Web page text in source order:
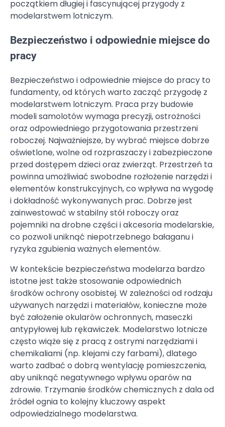
początkiem długiej i fascynującej przygody z
modelarstwem lotniczym.
Bezpieczeństwo i odpowiednie miejsce do
pracy
Bezpieczeństwo i odpowiednie miejsce do pracy to
fundamenty, od których warto zacząć przygodę z
modelarstwem lotniczym. Praca przy budowie
modeli samolotów wymaga precyzji, ostrożności
oraz odpowiedniego przygotowania przestrzeni
roboczej. Najważniejsze, by wybrać miejsce dobrze
oświetlone, wolne od rozpraszaczy i zabezpieczone
przed dostępem dzieci oraz zwierząt. Przestrzeń ta
powinna umożliwiać swobodne rozłożenie narzędzi i
elementów konstrukcyjnych, co wpływa na wygodę
i dokładność wykonywanych prac. Dobrze jest
zainwestować w stabilny stół roboczy oraz
pojemniki na drobne części i akcesoria modelarskie,
co pozwoli uniknąć niepotrzebnego bałaganu i
ryzyka zgubienia ważnych elementów.
W kontekście bezpieczeństwa modelarza bardzo
istotne jest także stosowanie odpowiednich
środków ochrony osobistej. W zależności od rodzaju
używanych narzędzi i materiałów, konieczne może
być założenie okularów ochronnych, maseczki
antypyłowej lub rękawiczek. Modelarstwo lotnicze
często wiąże się z pracą z ostrymi narzędziami i
chemikaliami (np. klejami czy farbami), dlatego
warto zadbać o dobrą wentylację pomieszczenia,
aby uniknąć negatywnego wpływu oparów na
zdrowie. Trzymanie środków chemicznych z dala od
źródeł ognia to kolejny kluczowy aspekt
odpowiedzialnego modelarstwa.